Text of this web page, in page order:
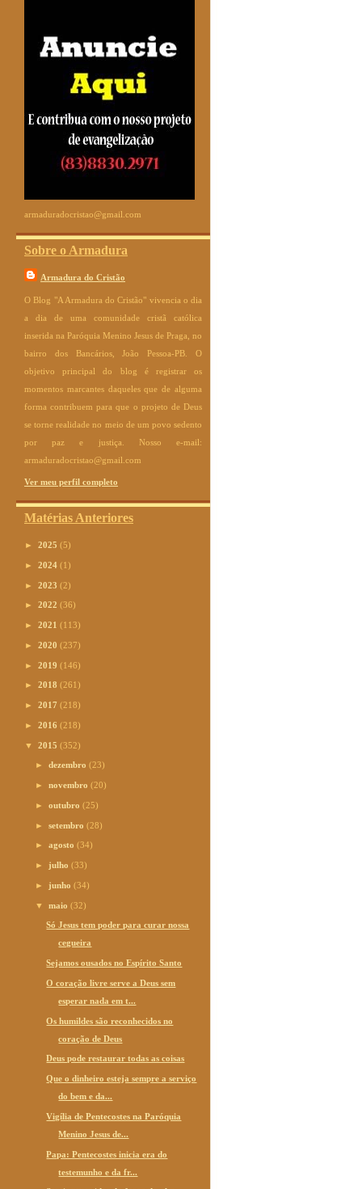
armaduradocristao@gmail.com
Sobre o Armadura
Armadura do Cristão
O Blog "A Armadura do Cristão" vivencia o dia
a dia de uma comunidade cristã católica
inserida na Paróquia Menino Jesus de Praga, no
bairro dos Bancários, João Pessoa-PB. O
objetivo principal do blog é registrar os
momentos marcantes daqueles que de alguma
forma contribuem para que o projeto de Deus
se torne realidade no meio de um povo sedento
por paz e justiça. Nosso e-mail:
armaduradocristao@gmail.com
Ver meu perfil completo
Matérias Anteriores
► 2025 (5)
► 2024 (1)
► 2023 (2)
► 2022 (36)
► 2021 (113)
► 2020 (237)
► 2019 (146)
► 2018 (261)
► 2017 (218)
► 2016 (218)
▼ 2015 (352)
►dezembro(23)
►novembro(20)
►outubro(25)
►setembro(28)
►agosto(34)
► julho(33)
► junho(34)
▼maio(32)
Só Jesus tem poder para curar nossa
cegueira
Sejamos ousados no Espírito Santo
O coração livre serve a Deus sem
esperar nada em t...
Os humildes são reconhecidos no
coração de Deus
Deus pode restaurar todas as coisas
Que o dinheiro esteja sempre a serviço
do bem e da...
Vigília de Pentecostes na Paróquia
Menino Jesus de...
Papa: Pentecostes inicia era do
testemunho e da fr...